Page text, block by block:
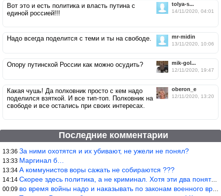
tolya-s...
14/11/2020, 04:01
Вот это и есть политика и власть путина с
единой россией!!!
mr-midin
13/11/2020, 10:06
Надо всегда поделится с теми и ты на свободе.
mik-gol...
12/11/2020, 19:47
Опору путинской России как можно осудить?
oberon_e
12/11/2020, 13:20
Какая чушь! Да полковник просто с кем надо
поделился взяткой. И все тип-топ. Полковник на
свободе и все остались при своих интересах.
Последние комментарии
13:36 За ними охотятся и их убивают, не ужели не понял?
13:33 Маргинал б…
13:34 А коммунистов воры сажать не собираются ???
14:14 Скорее здесь политика, а не криминал. Хотя эти два понятия начин
00:09 во время войны надо и наказывать по законам военного времени, а